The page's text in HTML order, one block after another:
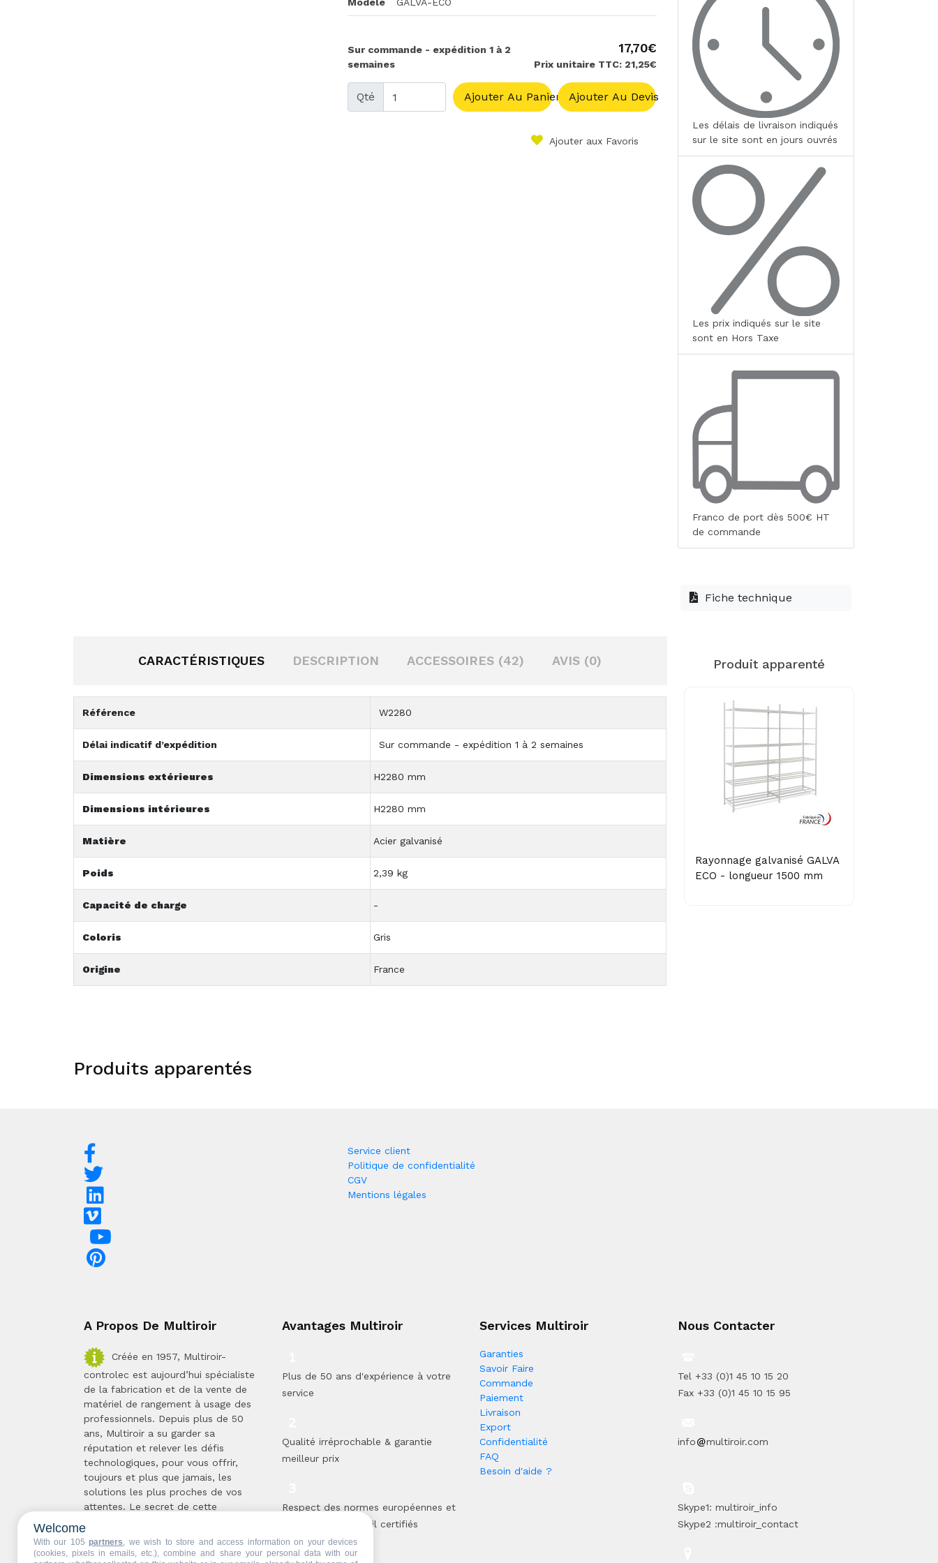
Sur commande - expédition 1 à 2
semaines
17,70€
Prix unitaire TTC: 21,25€
Qté Ajouter Au Panier Ajouter Au Devis
Ajouter aux Favoris
Les délais de livraison indiqués
sur le site sont en jours ouvrés
Les prix indiqués sur le site
sont en Hors Taxe
Franco de port dès 500€ HT
de commande
Fiche technique
CARACTÉRISTIQUES DESCRIPTION ACCESSOIRES (42) AVIS (0)
Référence W2280
Délai indicatif d’expédition Sur commande - expédition 1 à 2 semaines
Dimensions extérieures H2280 mm
Dimensions intérieures H2280 mm
Matière Acier galvanisé
Poids 2,39 kg
Capacité de charge -
Coloris Gris
Origine France
Produit apparenté
Rayonnage galvanisé GALVA
ECO - longueur 1500 mm
Produits apparentés
Service client
Politique de confidentialité
CGV
Mentions légales
A Propos De Multiroir
Créée en 1957, Multiroir-
controlec est aujourd’hui spécialiste
de la fabrication et de la vente de
matériel de rangement à usage des
professionnels. Depuis plus de 50
ans, Multiroir a su garder sa
réputation et relever les défis
technologiques, pour vous offrir,
toujours et plus que jamais, les
solutions les plus proches de vos
attentes. Le secret de cette
Avantages Multiroir
Plus de 50 ans d'expérience à votre
service
Qualité irréprochable & garantie
meilleur prix
Respect des normes européennes et
processus de travail certifiés
Services Multiroir
Garanties
Savoir Faire
Commande
Paiement
Livraison
Export
Confidentialité
FAQ
Besoin d'aide ?
Nous Contacter
Tel +33 (0)1 45 10 15 20
Fax +33 (0)1 45 10 15 95
info multiroir.com
Skype1: multiroir_info
Skype2 :multiroir_contact
Welcome
With our 105 partners, we wish to store and access information on your devices
(cookies, pixels in emails, etc.), combine and share your personal data with our